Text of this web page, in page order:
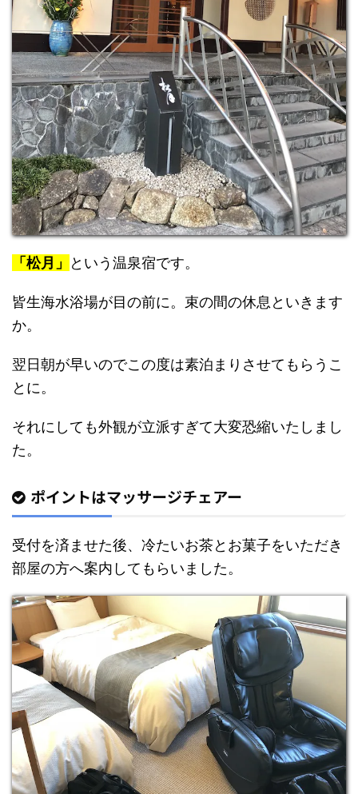
「松月」 という温泉宿です。
皆生海水浴場が目の前に。束の間の休息といきます
か。
翌日朝が早いのでこの度は素泊まりさせてもらうこ
とに。
それにしても外観が立派すぎて大変恐縮いたしまし
た。
ポイントはマッサージチェアー
受付を済ませた後、冷たいお茶とお菓子をいただき
部屋の方へ案内してもらいました。